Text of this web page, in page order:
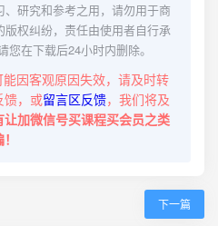
研究和参考之用，请勿用于商
权纠纷，责任由使用者自行承
在下载后24小时内删除。
因客观原因失效，请及时转
馈，或留言区反馈，我们将及
加微信号买课程买会员之类
下一篇